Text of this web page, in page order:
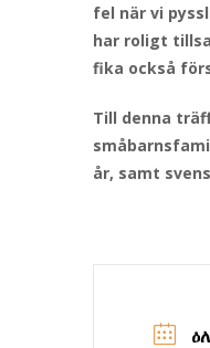
fel när vi
har roligt
fika också
Till denna
år, samt